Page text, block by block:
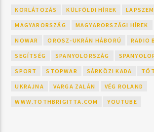
KORLÁTOZÁS KÜLFÖLDI HÍREK
MAGYARORSZÁG MAGYARORSZÁGI HÍREK
NOWAR OROSZ-UKRÁN HÁBORÚ RADIO
SEGÍTSÉG SPANYOLORSZÁG
SPORT STOPWAR SÁRKÖZI KADA
UKRAJNA VARGA ZALÁN VÉG ROLAND
WWW.TOTHBRIGITTA.COM YOUTUBE